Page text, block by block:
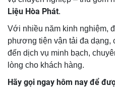
Liệu Hòa Phát.
Với nhiều năm kinh nghiệm,
phương tiện vận tải đa dạng,
đến dịch vụ minh bạch,
lòng cho khách hàng.
Hãy gọi ngay hôm nay để